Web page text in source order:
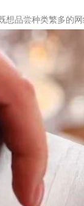
想品尝种类繁多的